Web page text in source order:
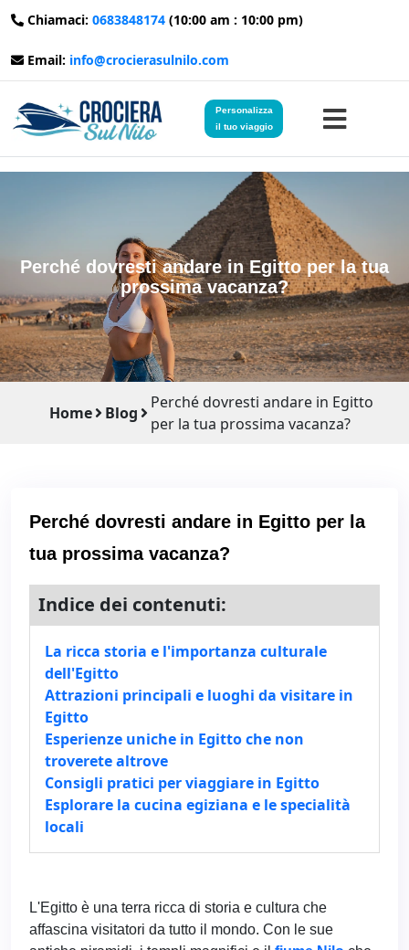
Chiamaci: 0683848174 (10:00 am : 10:00 pm)
Email: info@crocierasulnilo.com
Personalizza
il tuo viaggio
Viaggi in Egitto
Crociere sul Nilo
Viaggi in Giordania
Perché dovresti andare in Egitto per la tua
prossima vacanza?
Home Blog
Perché dovresti andare in Egitto
per la tua prossima vacanza?
Perché dovresti andare in Egitto per la
tua prossima vacanza?
Indice dei contenuti:
La ricca storia e l'importanza culturale
dell'Egitto
Attrazioni principali e luoghi da visitare in
Egitto
Esperienze uniche in Egitto che non
troverete altrove
Consigli pratici per viaggiare in Egitto
Esplorare la cucina egiziana e le specialità
locali
L'Egitto è una terra ricca di storia e cultura che
affascina visitatori da tutto il mondo. Con le sue